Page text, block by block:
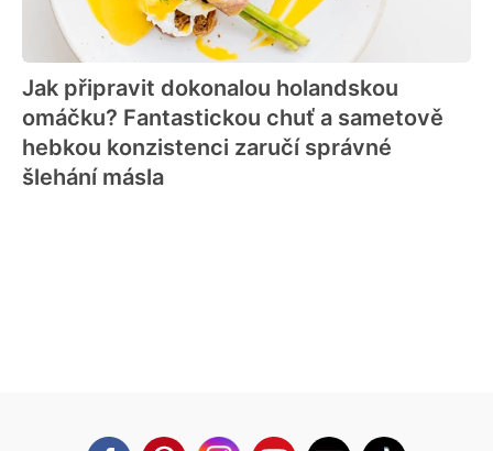
Jak připravit dokonalou holandskou
omáčku? Fantastickou chuť a sametově
hebkou konzistenci zaručí správné
šlehání másla